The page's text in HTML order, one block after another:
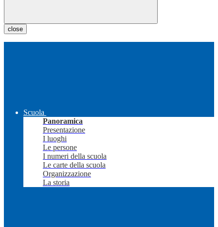
close
Scuola
Panoramica
Presentazione
I luoghi
Le persone
I numeri della scuola
Le carte della scuola
Organizzazione
La storia